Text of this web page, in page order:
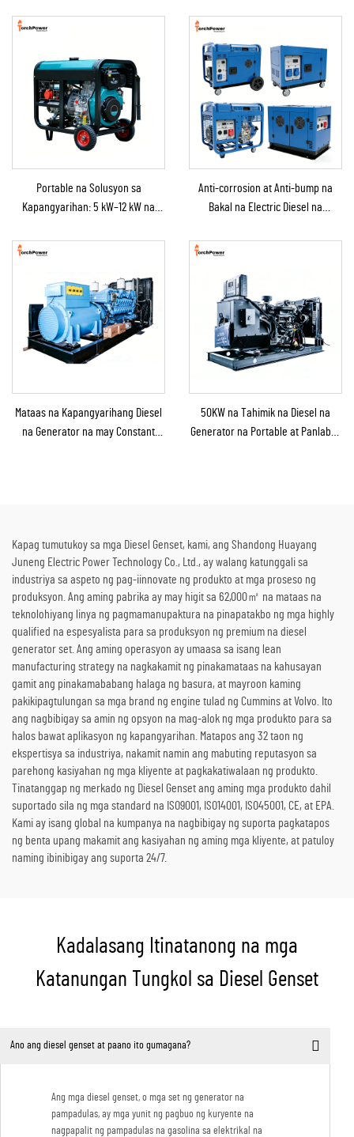
Portable na Solusyon sa
Kapangyarihan: 5 kW–12 kW na
Bahay/Tindahan/Konstruksyon/Backup
Anti-corrosion at Anti-bump na
Bakal na Electric Diesel na
Suplay ng Kapangyarihan
Mataas na Kapangyarihang Diesel
na Generator na may Constant
50KW na Tahimik na Diesel na
Generator na Portable at Panlabas
Kapag tumutukoy sa mga Diesel Genset, kami, ang Shandong Huayang
Juneng Electric Power Technology Co., Ltd., ay walang katunggali sa
industriya sa aspeto ng pag-iinnovate ng produkto at mga proseso ng
produksyon. Ang aming pabrika ay may higit sa 62,000㎡ na mataas na
teknolohiyang linya ng pagmamanupaktura na pinapatakbo ng mga highly
qualified na espesyalista para sa produksyon ng premium na diesel
generator set. Ang aming operasyon ay umaasa sa isang lean
manufacturing strategy na nagkakamit ng pinakamataas na kahusayan
gamit ang pinakamababang halaga ng basura, at mayroon kaming
pakikipagtulungan sa mga brand ng engine tulad ng Cummins at Volvo. Ito
ang nagbibigay sa amin ng opsyon na mag-alok ng mga produkto para sa
halos bawat aplikasyon ng kapangyarihan. Matapos ang 32 taon ng
ekspertisya sa industriya, nakamit namin ang mabuting reputasyon sa
parehong kasiyahan ng mga kliyente at pagkakatiwalaan ng produkto.
Tinatanggap ng merkado ng Diesel Genset ang aming mga produkto dahil
suportado sila ng mga standard na ISO9001, ISO14001, ISO45001, CE, at EPA.
Kami ay isang global na kumpanya na nagbibigay ng suporta pagkatapos
ng benta upang makamit ang kasiyahan ng aming mga kliyente, at patuloy
naming ibinibigay ang suporta 24/7.
Kadalasang Itinatanong na mga
Katanungan Tungkol sa Diesel Genset
Ano ang diesel genset at paano ito gumagana?
Ang mga diesel genset, o mga set ng generator na
pampadulas, ay mga yunit ng pagbuo ng kuryente na
nagpapalit ng pampadulas na gasolina sa elektrikal na